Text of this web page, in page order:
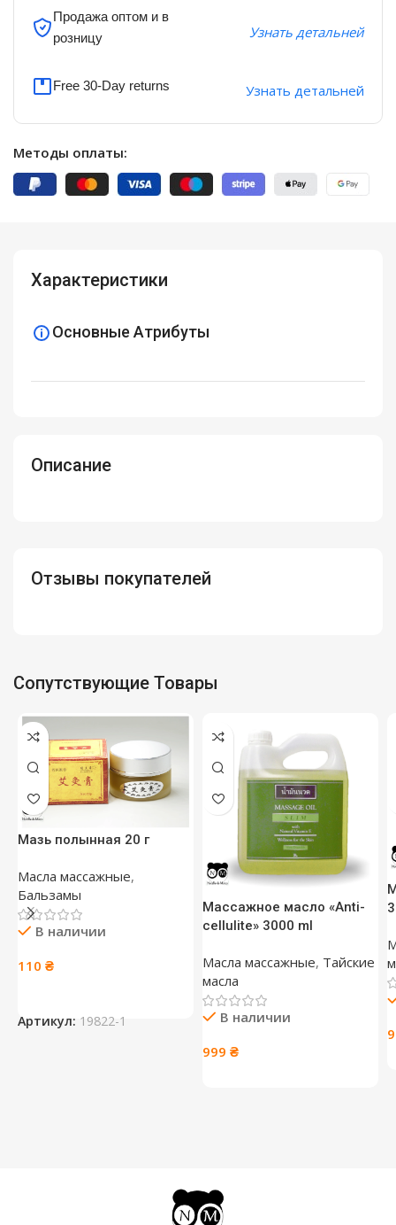
Продажа оптом и в
розницу
Узнать детальней
Free 30-Day returns Узнать детальней
Методы оплаты:
Описание
Характеристики
Основные Атрибуты
Отзывы покупателей
Сопутствующие Товары
Мазь полынная 20 г
Масла массажные,
Бальзамы
В наличии
110 ₴
Артикул: 19822-1
Массажное масло «Anti-
cellulite» 3000 ml
Масла массажные, Тайские
масла
В наличии
999 ₴